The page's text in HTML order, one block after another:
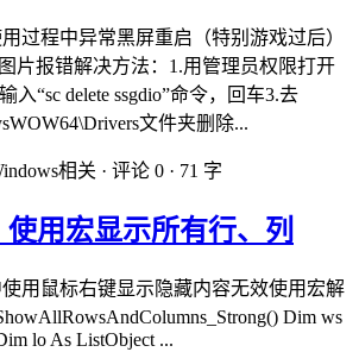
过程中异常黑屏重启（特别游戏过后）
片报错解决方法：1.用管理员权限打开
入“sc delete ssgdio”命令，回车3.去
文件夹删除...
相关 · 评论 0 · 71 字
使用宏显示所有行、列
用鼠标右键显示隐藏内容无效使用宏解
Dim ws
lo As ListObject ...